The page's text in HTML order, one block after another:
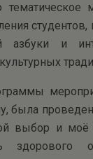
тематическое
студентов,
азбуки и
была
выбор и моё
здорового